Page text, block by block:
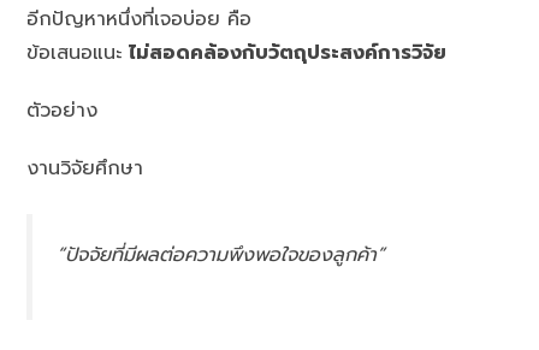
อีกปัญหาหนึ่งที่เจอบ่อย คือ
ข้อเสนอแนะไม่สอดคล้องกับวัตถุประสงค์การวิจัย
ตัวอย่าง
งานวิจัยศึกษา
“ปัจจัยที่มีผลต่อความพึงพอใจของลูกค้า”